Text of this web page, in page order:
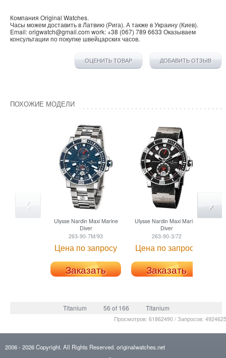
Компания Original Watches.
Часы можем доставить в Латвию (Рига). А также вУкраину (Киев).
Email:origwatch@gmail.com work:+38 (067) 789 6633 Оказываем
консультации по покупке швейцарских часов.
ОЦЕНИТЬ ТОВАР ДОБАВИТЬ ОТЗЫВ
ПОХОЖИЕ МОДЕЛИ
Ulysse NardinMaxi Marine
Diver
263-90-7M/93
Цена по запросу
Заказать
Ulysse NardinMaxi Marine
Diver
263-90-3/72
Цена по запросу
Заказать
Titanium 56 of 166 Titanium
Просмотров: 61862490 / Запросов:
2006- 2026Copyright. All Rights Reserved. originalwatches.net